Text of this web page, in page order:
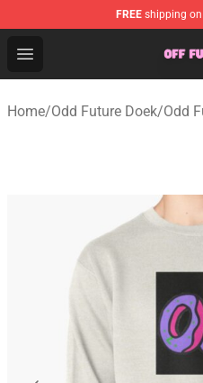
FREE shipping
Open menu
Odd Future Store -
Home/Odd Future Doek/Odd